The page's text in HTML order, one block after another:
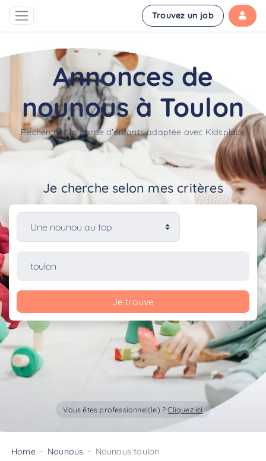
Trouvez un job
Annonces de
nounous à Toulon
Recherchez la garde d'enfants adaptée avec Kidsplace
Je cherche selon mes critères
Je trouve
Vous êtes professionnel(le) ?Cliquez ici
Home Nounous Nounous toulon